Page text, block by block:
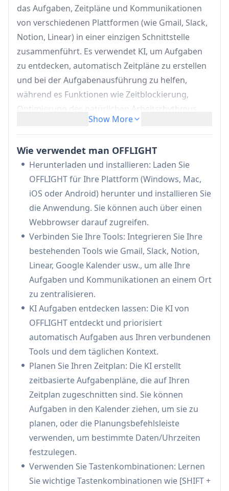
das Aufgaben, Zeitpläne und Kommunikationen
von verschiedenen Plattformen (wie Gmail, Slack,
Notion, Linear) in einer einzigen Schnittstelle
zusammenführt. Es verwendet KI, um Aufgaben
zu entdecken, automatisch Zeitpläne zu erstellen
und bei der Aufgabenausführung zu helfen,
während es Funktionen wie Zeitblockierung,
Optimierung des natürlichen Arbeitsrhythmus
und Echtzeit-Zeitplananpassungen bietet.
KI-gestützte Aufgabenerkennung und -
planung:Identifiziert automatisch Aufgaben
von integrierten Plattformen und erstellt
optimierte, zeitbasierte Pläne, die auf Ihren
Zeitplan und Ihre Arbeitsmuster zugeschnitten
sind
Einheitlicher Integrationshub:
Aufgaben und Kommunikationen von
mehreren Plattformen (Gmail, Slack, Notion,
Linear usw.) in einer einzigen Schnittstelle mit
Zwei-Wege-Synchronisation
Dynamische Zeitplananpassung:
Zeitpläne automatisch in Echtzeit an, wenn
neue Aufgaben eintreffen oder bestehende
länger dauern, wodurch die Workflow-Effizienz
aufrechterhalten wird
Kontextreiche Aufgabenausführung:
schwebende Popups zur schnellen
Kontextwiederherstellung und Mini-Browser-
Funktionalität für den Zugriff auf
ursprüngliche Aufgabenquellen, ohne Fenster
wechseln zu müssen
Anwendungsfälle von OFFLIGHT
Projektmanagement: Hilft Projektmanagern,
Show More
Wie verwendet man OFFLIGHT
Herunterladen und installieren: Laden Sie
OFFLIGHT für Ihre Plattform (Windows, Mac,
iOS oder Android) herunter und installieren Sie
die Anwendung. Sie können auch über einen
Webbrowser darauf zugreifen.
Verbinden Sie Ihre Tools: Integrieren Sie Ihre
bestehenden Tools wie Gmail, Slack, Notion,
Linear, Google Kalender usw., um alle Ihre
Aufgaben und Kommunikationen an einem Ort
zu zentralisieren.
KI Aufgaben entdecken lassen: Die KI von
OFFLIGHT entdeckt und priorisiert
automatisch Aufgaben aus Ihren verbundenen
Tools und dem täglichen Kontext.
Planen Sie Ihren Zeitplan: Die KI erstellt
zeitbasierte Aufgabenpläne, die auf Ihren
Zeitplan zugeschnitten sind. Sie können
Aufgaben in den Kalender ziehen, um sie zu
planen, oder die Planungsbefehlsleiste
verwenden, um bestimmte Daten/Uhrzeiten
festzulegen.
Verwenden Sie Tastenkombinationen: Lernen
Sie wichtige Tastenkombinationen wie [SHIFT +